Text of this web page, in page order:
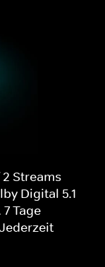
Streams
Digital 5.1
Tage